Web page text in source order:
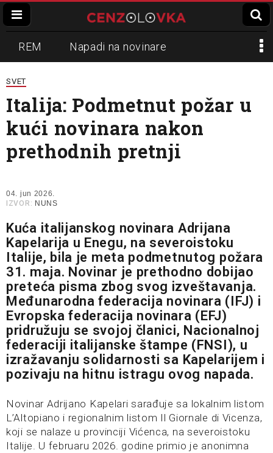
REM Napadi na novinare
Zvučni top
Propaganda Lokalni mediji
Informer Slavko Ćuruvija
SVET
Italija: Podmetnut požar u
kući novinara nakon
prethodnih pretnji
04. jun 2026.
IZVOR: NUNS
Kuća italijanskog novinara Adrijana
Kapelarija u Enegu, na severoistoku
Italije, bila je meta podmetnutog požara
31. maja. Novinar je prethodno dobijao
preteća pisma zbog svog izveštavanja.
Međunarodna federacija novinara (IFJ) i
Evropska federacija novinara (EFJ)
pridružuju se svojoj članici, Nacionalnoj
federaciji italijanske štampe (FNSI), u
izražavanju solidarnosti sa Kapelarijem i
pozivaju na hitnu istragu ovog napada.
Novinar Adrijano Kapelari sarađuje sa lokalnim listom
L’Altopiano i regionalnim listom Il Giornale di Vicenza,
koji se nalaze u provinciji Vićenca, na severoistoku
Italije. U februaru 2026. godine primio je anonimna